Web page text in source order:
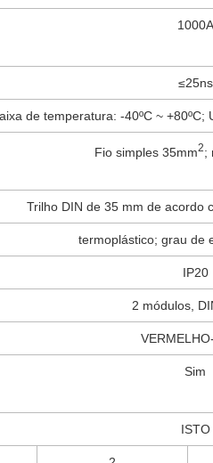
1000A
≤25ns
de temperatura: -40ºC ~
Fio simples 35mm2;
Trilho DIN de 35 mm de acordo
termoplástico; grau de
IP20
2 módulos,
Sim
ISTO